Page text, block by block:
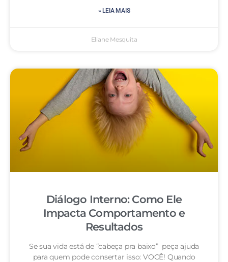
» LEIA MAIS
Eliane Mesquita
Diálogo Interno: Como Ele
Impacta Comportamento e
Resultados
Se sua vida está de “cabeça pra baixo” peça ajuda
para quem pode consertar isso: VOCÊ! Quando